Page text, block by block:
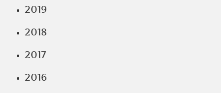
2019
2018
2017
2016